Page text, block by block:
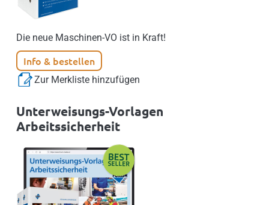
Die neue Maschinen-VO ist in Kraft!
Info & bestellen
Zur Merkliste hinzufügen
Unterweisungs-Vorlagen
Arbeitssicherheit